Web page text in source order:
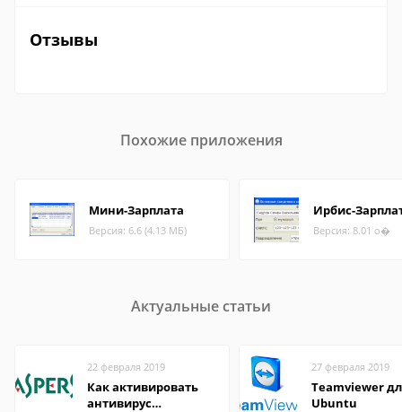
Отзывы
Похожие приложения
Мини-Зарплата
Версия: 6.6 (4.13 МБ)
Ирбис-
Версия: 8.01 о�
Актуальные статьи
22 февраля 2019
Как активировать
антивирус
27 февраля 2019
Teamviewer
Ubuntu